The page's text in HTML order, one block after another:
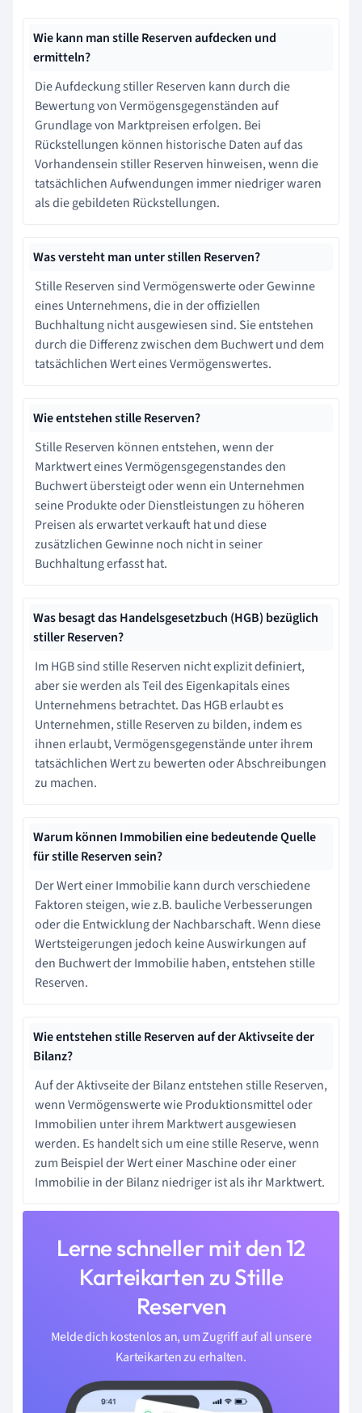
Wie kann man stille Reserven aufdecken und
ermitteln?
Die Aufdeckung stiller Reserven kann durch die
Bewertung von Vermögensgegenständen auf
Grundlage von Marktpreisen erfolgen. Bei
Rückstellungen können historische Daten auf das
Vorhandensein stiller Reserven hinweisen, wenn die
tatsächlichen Aufwendungen immer niedriger waren
als die gebildeten Rückstellungen.
Was versteht man unter stillen Reserven?
Stille Reserven sind Vermögenswerte oder Gewinne
eines Unternehmens, die in der offiziellen
Buchhaltung nicht ausgewiesen sind. Sie entstehen
durch die Differenz zwischen dem Buchwert und dem
tatsächlichen Wert eines Vermögenswertes.
Wie entstehen stille Reserven?
Stille Reserven können entstehen, wenn der
Marktwert eines Vermögensgegenstandes den
Buchwert übersteigt oder wenn ein Unternehmen
seine Produkte oder Dienstleistungen zu höheren
Preisen als erwartet verkauft hat und diese
zusätzlichen Gewinne noch nicht in seiner
Buchhaltung erfasst hat.
Was besagt das Handelsgesetzbuch (HGB) bezüglich
stiller Reserven?
Im HGB sind stille Reserven nicht explizit definiert,
aber sie werden als Teil des Eigenkapitals eines
Unternehmens betrachtet. Das HGB erlaubt es
Unternehmen, stille Reserven zu bilden, indem es
ihnen erlaubt, Vermögensgegenstände unter ihrem
tatsächlichen Wert zu bewerten oder Abschreibungen
zu machen.
Warum können Immobilien eine bedeutende Quelle
für stille Reserven sein?
Der Wert einer Immobilie kann durch verschiedene
Faktoren steigen, wie z.B. bauliche Verbesserungen
oder die Entwicklung der Nachbarschaft. Wenn diese
Wertsteigerungen jedoch keine Auswirkungen auf
den Buchwert der Immobilie haben, entstehen stille
Reserven.
Wie entstehen stille Reserven auf der Aktivseite der
Bilanz?
Auf der Aktivseite der Bilanz entstehen stille Reserven,
wenn Vermögenswerte wie Produktionsmittel oder
Immobilien unter ihrem Marktwert ausgewiesen
werden. Es handelt sich um eine stille Reserve, wenn
zum Beispiel der Wert einer Maschine oder einer
Immobilie in der Bilanz niedriger ist als ihr Marktwert.
Lerne schneller mit den 12
Karteikarten zu Stille
Reserven
Melde dich kostenlos an, um Zugriff auf all unsere
Karteikarten zu erhalten.